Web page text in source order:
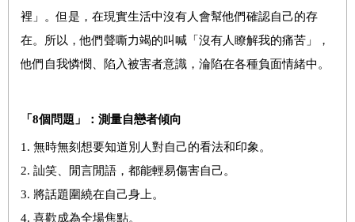
裡」。但是，在現實生活中沒有人會幫他們確認自己的存
在。所以，他們聲嘶力竭的叫喊「沒有人瞭解我的痛苦」，
他們自我憐憫、陷入被害者意識，淪陷在各種負面情緒中。
「8個問題」：測量自戀者傾向
1. 無時無刻想要知道別人對自己的看法和印象 。
2. 訕笑、閒言閒語，都能輕易傷害自己 。
3. 將話題圍繞在自己身上 。
4. 喜歡成為全場焦點。